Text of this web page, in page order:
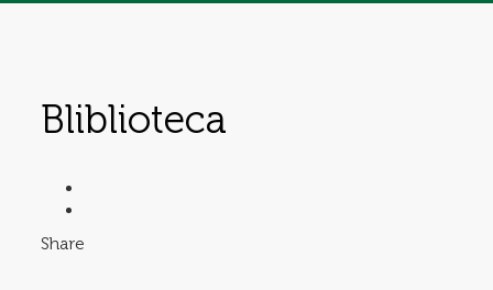
Bliblioteca
Share